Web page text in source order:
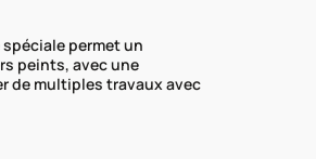
permet un
peints, avec une
de multiples travaux avec